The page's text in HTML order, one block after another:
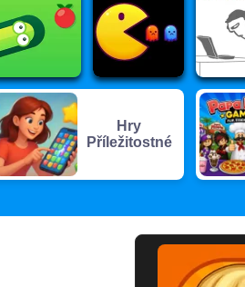
Hry
Příležitostné